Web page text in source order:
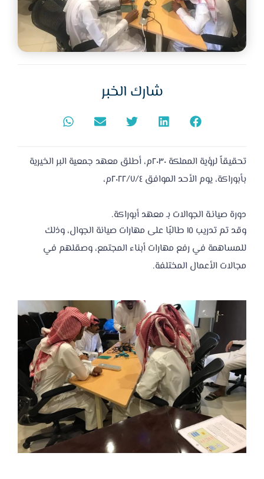
شارك الخبر
تحقيقاً لرؤية المملكة ٢٠٣٠م، أطلق معهد جمعية البر الخيرية
بأبوراكة، يوم الأحد الموافق ٢٠٢٢/٧/٤م‬،
‫دورة صيانـة الجوالات بـ معهد أبوراكة.
‫وقد تم تدريب ١٥ طالبًا على مهارات صيانة الجوال، وذلك
للمساهمة في رفع مهارات أبناء المجتمع، وصقلهم في
مجالات الأعمال المختلفة.